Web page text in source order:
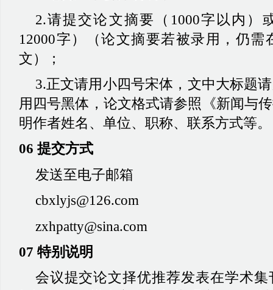
2.请提交论文摘要（1000字以内）
12000字）（论文摘要若被录用，仍需
文）；
3.正文请用小四号宋体，文中大标题
用四号黑体，论文格式请参照《新闻与
明作者姓名、单位、职称、联系方式等。
06 提交方式
发送至电子邮箱
cbxlyjs@126.com
zxhpatty@sina.com
07 特别说明
会议提交论文择优推荐发表在学术